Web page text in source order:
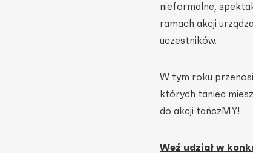
nieformalne,
ramach akcji
uczestników.
W tym roku
których taniec
do akcji tańczMY!
Weź udział w